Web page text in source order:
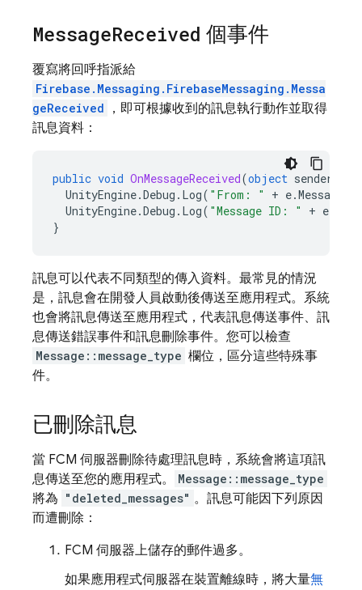
MessageReceived 個事件
覆寫將回呼指派給
Firebase.Messaging.FirebaseMessaging.Messa
geReceived
，即可根據收到的訊息執行動作並取得
訊息資料：
public void OnMessageReceived(object sender
UnityEngine.Debug . Log( "From: " + e.Message
UnityEngine.Debug . Log( "Message ID: " + e
}
訊息可以代表不同類型的傳入資料。最常見的情況
是，訊息會在開發人員啟動後傳送至應用程式。系統
也會將訊息傳送至應用程式，代表訊息傳送事件、訊
息傳送錯誤事件和訊息刪除事件。您可以檢查
Message::message_type 欄位，區分這些特殊事
件。
已刪除訊息
當 FCM 伺服器刪除待處理訊息時，系統會將這項訊
息傳送至您的應用程式。
Message::message_type
將為 "deleted_messages" 。訊息可能因下列原因
而遭刪除：
FCM 伺服器上儲存的郵件過多。
如果應用程式伺服器在裝置離線時，將大量無